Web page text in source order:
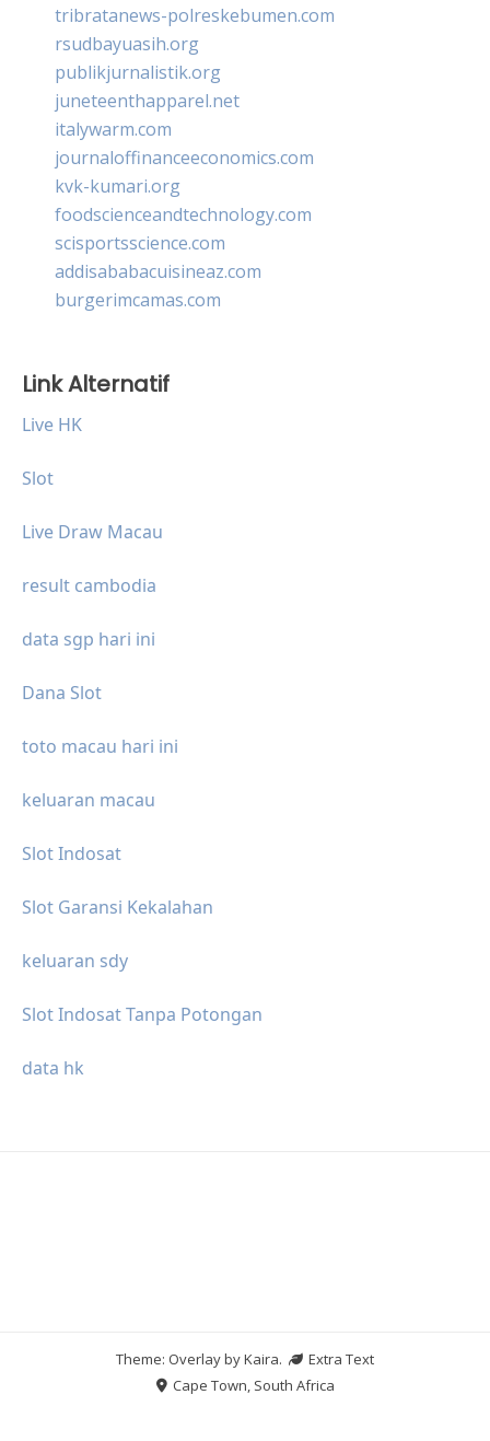
tribratanews-polreskebumen.com
rsudbayuasih.org
publikjurnalistik.org
juneteenthapparel.net
italywarm.com
journaloffinanceeconomics.com
kvk-kumari.org
foodscienceandtechnology.com
scisportsscience.com
addisababacuisineaz.com
burgerimcamas.com
Link Alternatif
Live HK
Slot
Live Draw Macau
result cambodia
data sgp hari ini
Dana Slot
toto macau hari ini
keluaran macau
Slot Indosat
Slot Garansi Kekalahan
keluaran sdy
Slot Indosat Tanpa Potongan
data hk
Theme: Overlay byKaira.
Extra Text
Cape Town, South Africa